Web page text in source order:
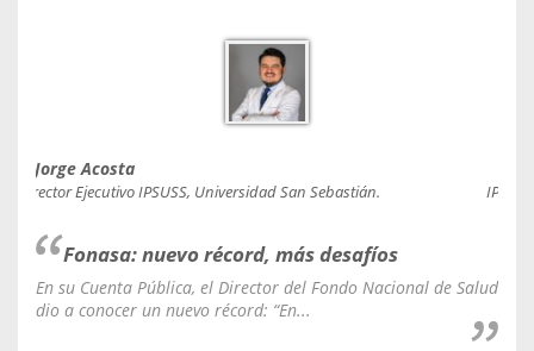
Jorge Acosta
Director Ejecutivo IPSUSS, Universidad San Sebastián.
Fonasa: nuevo récord, más desafíos
En su Cuenta Pública, el Director del Fondo Nacional de Salud
dio a conocer un nuevo récord: “En...